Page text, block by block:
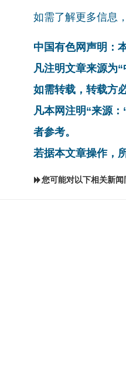
如需了解更多信息
中国有色网声明：
凡注明文章来源为
如需转载，转载方
凡本网注明“来源
者参考。
若据本文章操作，
您可能对以下相关新闻